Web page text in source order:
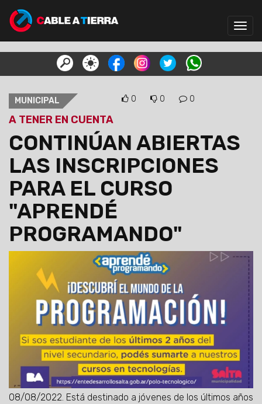
MUNICIPAL 0 0 0
A TENER EN CUENTA
CONTINÚAN ABIERTAS
LAS INSCRIPCIONES
PARA EL CURSO
"APRENDÉ
PROGRAMANDO"
08/08/2022. Está destinado a jóvenes de los últimos años